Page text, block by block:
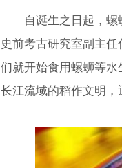
自诞生之日起，
史前考古研究室副主
们就开始食用螺蛳等
长江流域的稻作文明，